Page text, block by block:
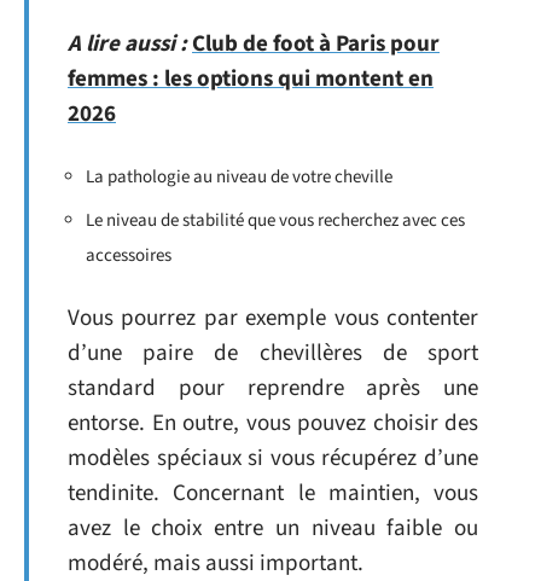
A lire aussi :Club de foot à Paris pour
femmes : les options qui montent en
2026
La pathologie au niveau de votre cheville
Le niveau de stabilité que vous recherchez avec ces
accessoires
Vous pourrez par exemple vous contenter
d’une paire de chevillères de sport
standard pour reprendre après une
entorse. En outre, vous pouvez choisir des
modèles spéciaux si vous récupérez d’une
tendinite. Concernant le maintien, vous
avez le choix entre un niveau faible ou
modéré, mais aussi important.